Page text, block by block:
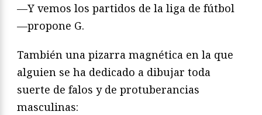
—Y vemos los partidos de la liga de fútbol
—propone G.
También una pizarra magnética en la que
alguien se ha dedicado a dibujar toda
suerte de falos y de protuberancias
masculinas: